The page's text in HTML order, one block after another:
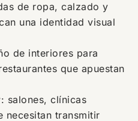
de ropa, calzado y
una identidad visual
de interiores para
que apuestan
: salones, clínicas
necesitan transmitir